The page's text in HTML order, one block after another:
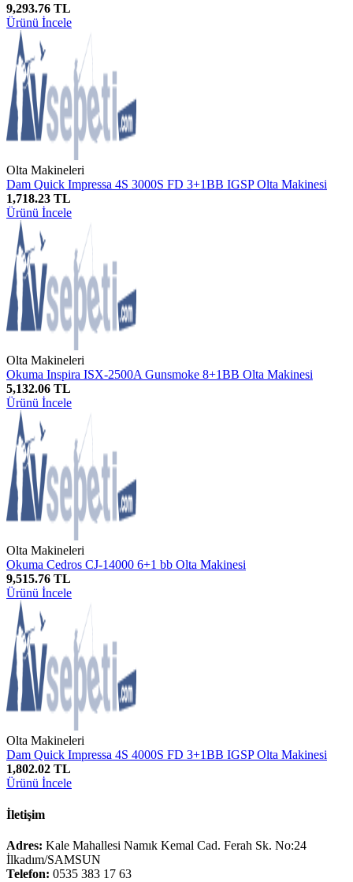
9,293.76 TL
Ürünü İncele
Olta Makineleri
Dam Quick Impressa 4S 3000S FD 3+1BB IGSP Olta Makinesi
1,718.23 TL
Ürünü İncele
Olta Makineleri
Okuma Inspira ISX-2500A Gunsmoke 8+1BB Olta Makinesi
5,132.06 TL
Ürünü İncele
Olta Makineleri
Okuma Cedros CJ-14000 6+1 bb Olta Makinesi
9,515.76 TL
Ürünü İncele
Olta Makineleri
Dam Quick Impressa 4S 4000S FD 3+1BB IGSP Olta Makinesi
1,802.02 TL
Ürünü İncele
İletişim
Adres: Kale Mahallesi Namık Kemal Cad. Ferah Sk. No:24
İlkadım/SAMSUN
Telefon: 0535 383 17 63